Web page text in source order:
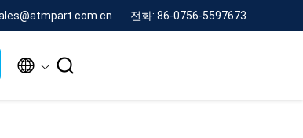
전화: 86-0756-5597673
 